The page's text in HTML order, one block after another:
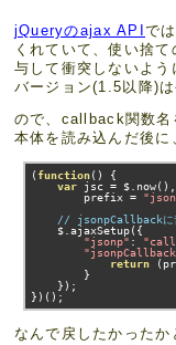
jQueryのajax APIで
くれていて、使い捨
与して衝突しないよ
バージョン(1.5以降)は
ので、callback関数名
本体を読み込んだ後に
(function()
{
var jsc = $. now(),
        prefix
=
// jsonpCallbackに
    $
.ajaxSetup({
"jsonp" :
return
(
}
});
})();
なんで戻したかった